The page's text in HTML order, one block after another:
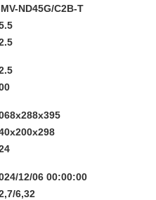
ND45G/C2B-T
12/06 00:00:00
6,32